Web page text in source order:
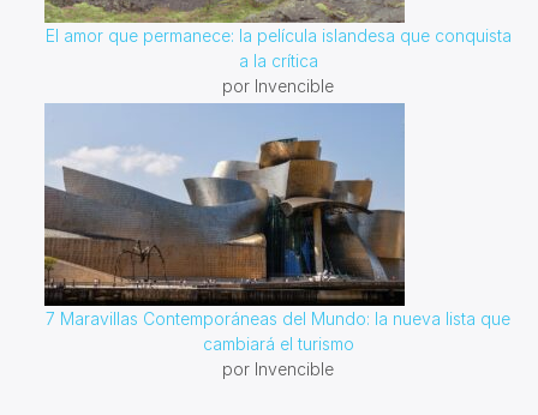
El amor que permanece: la película islandesa que conquista
a la crítica
por Invencible
7 Maravillas Contemporáneas del Mundo: la nueva lista que
cambiará el turismo
por Invencible